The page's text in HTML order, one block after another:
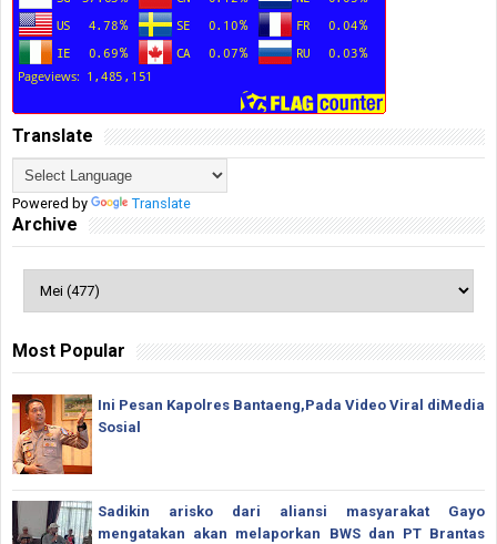
Translate
Powered by Translate
Archive
Most Popular
Ini Pesan Kapolres Bantaeng,Pada Video Viral diMedia
Sosial
Sadikin arisko dari aliansi masyarakat Gayo
mengatakan akan melaporkan BWS dan PT Brantas